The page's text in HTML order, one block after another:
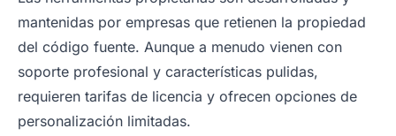
mantenidas por empresas que retienen la propiedad
del código fuente. Aunque a menudo vienen con
soporte profesional y características pulidas,
requieren tarifas de licencia y ofrecen opciones de
personalización limitadas.